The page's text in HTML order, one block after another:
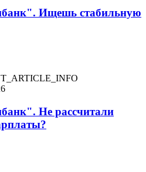
Ищешь стабильную
Не рассчитали